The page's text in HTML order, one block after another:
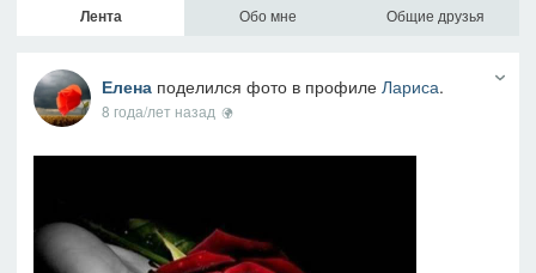
Лента Обо мне Общие друзья
Еленаподелился фото в профиле Лариса.
8 года/лет назад